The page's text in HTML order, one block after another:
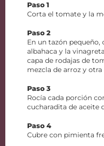
Paso 1
Corta el tomate y la
Paso 2
En un tazón pequeño,
albahaca y la
capa de rodajas de
mezcla de arroz y otra
Paso 3
Rocía cada porción
cucharadita de aceite
Paso 4
Cubre con pimienta